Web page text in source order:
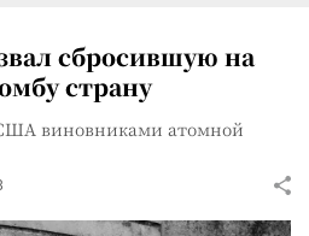
сбросившую на
страну
виновниками атомной